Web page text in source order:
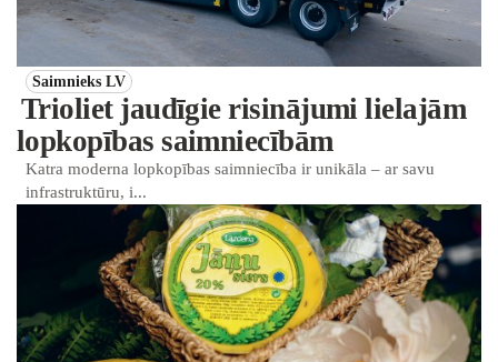
Saimnieks LV
Trioliet jaudīgie risinājumi lielajām
lopkopības saimniecībām
Katra moderna lopkopības saimniecība ir unikāla – ar savu
infrastruktūru, i...